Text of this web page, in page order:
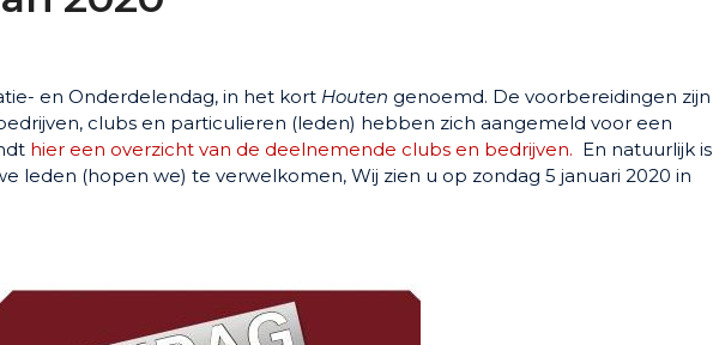
en Onderdelendag, in het kort Houten genoemd. De voorbereidingen zijn
clubs en particulieren (leden) hebben zich aangemeld voor een
hier een overzicht van de deelnemende clubs en bedrijven. En natuurlijk is
leden (hopen we) te verwelkomen, Wij zien u op zondag 5 januari 2020 in